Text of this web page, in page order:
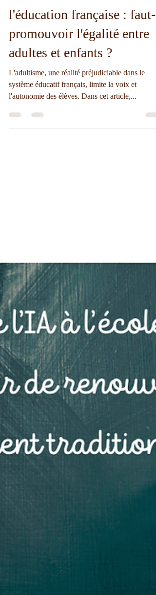
Actualités
L' Adultisme dans
l'éducation française : faut-il
promouvoir l'égalité entre
adultes et enfants ?
L'adultisme, une réalité préjudiciable dans le
système éducatif français, limite la voix et